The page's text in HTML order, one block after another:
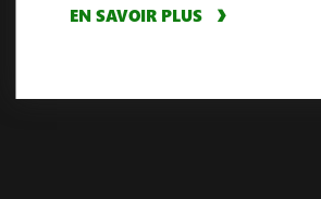
EN SAVOIR PLUS